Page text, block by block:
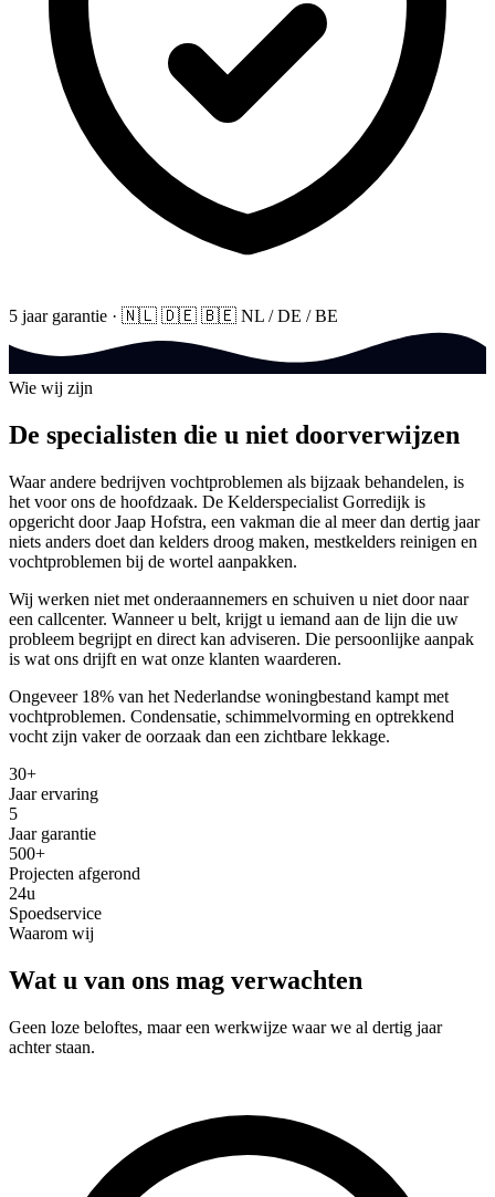
5 jaar garantie · 🇳🇱 🇩🇪 🇧🇪 NL / DE / BE
Wie wij zijn
De specialisten die u niet doorverwijzen
Waar andere bedrijven vochtproblemen als bijzaak behandelen, is
het voor ons de hoofdzaak. De Kelderspecialist Gorredijk is
opgericht door Jaap Hofstra, een vakman die al meer dan dertig jaar
niets anders doet dan kelders droog maken, mestkelders reinigen en
vochtproblemen bij de wortel aanpakken.
Wij werken niet met onderaannemers en schuiven u niet door naar
een callcenter. Wanneer u belt, krijgt u iemand aan de lijn die uw
probleem begrijpt en direct kan adviseren. Die persoonlijke aanpak
is wat ons drijft en wat onze klanten waarderen.
Ongeveer 18% van het Nederlandse woningbestand kampt met
vochtproblemen. Condensatie, schimmelvorming en optrekkend
vocht zijn vaker de oorzaak dan een zichtbare lekkage.
30+
Jaar ervaring
5
Jaar garantie
500+
Projecten afgerond
24u
Spoedservice
Waarom wij
Wat u van ons mag verwachten
Geen loze beloftes, maar een werkwijze waar we al dertig jaar
achter staan.